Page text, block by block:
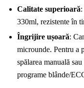
Calitate superioară
330ml, rezistente în
Îngrijire ușoară:
microunde. Pentru a
spălarea manuală
programe blânde/